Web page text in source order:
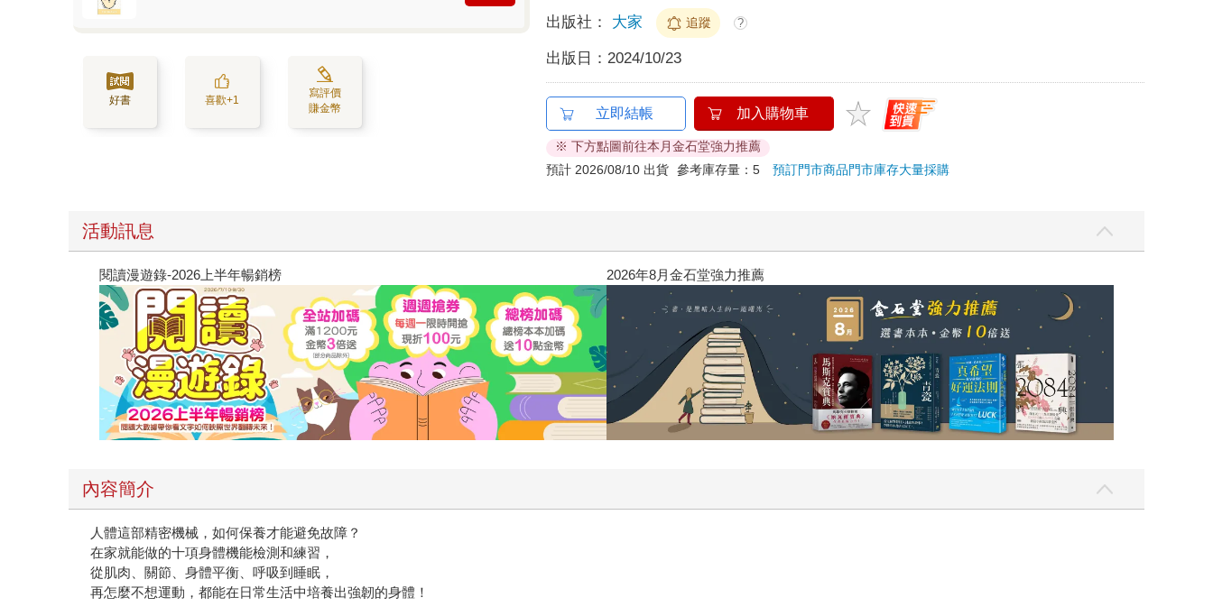
好書 喜歡+1
寫評價
賺金幣
出版社： 大家 追蹤 ?
出版日： 2024/10/23
立即結帳 加入購物車
※ 下方點圖前往本月金石堂強力推薦
預計 2026/08/10 出貨 參考庫存量：5預訂門市商品門市庫存大量採購
活動訊息
閱讀漫遊錄-2026上半年暢銷榜 2026年8月金石堂強力推薦
內容簡介
人體這部精密機械，如何保養才能避免故障？
在家就能做的十項身體機能檢測和練習，
從肌肉、關節、身體平衡、呼吸到睡眠，
再怎麼不想運動，都能在日常生活中培養出強韌的身體！